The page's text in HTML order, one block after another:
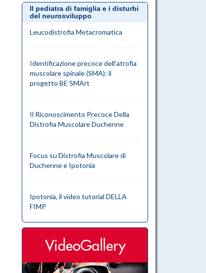
Il pediatra di famiglia e i disturbi
del neurosviluppo
Leucodistrofia Metacromatica
Identificazione precoce dell’atrofia
muscolare spinale (SMA): il
progetto BE SMArt
Il Riconoscimento Precoce Della
Distrofia Muscolare Duchenne
Focus su Distrofia Muscolare di
Duchenne e Ipotonia
Ipotonia, il video tutorial DELLA
FIMP